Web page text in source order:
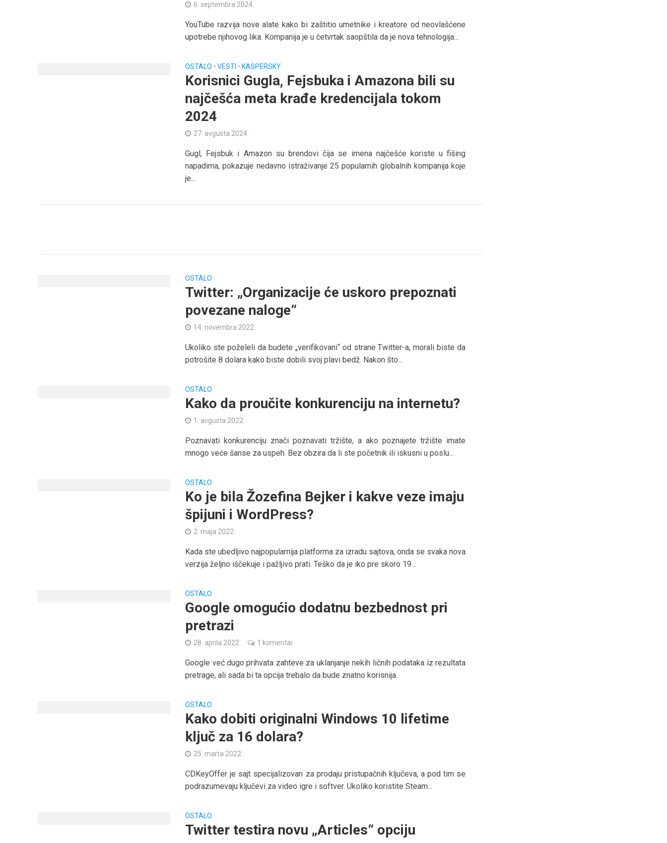
6. septembra 2024.
YouTube razvija nove alate kako bi zaštitio umetnike i kreatore od neovlašćene
upotrebe njihovog lika. Kompanija je u četvrtak saopštila da je nova tehnologija...
OSTALO • VESTI • KASPERSKY
Korisnici Gugla, Fejsbuka i Amazona bili su
najčešća meta krađe kredencijala tokom
2024
27. avgusta 2024.
Gugl, Fejsbuk i Amazon su brendovi čija se imena najčešće koriste u fišing
napadima, pokazuje nedavno istraživanje 25 popularnih globalnih kompanija koje
je...
OSTALO
Twitter: „Organizacije će uskoro prepoznati
povezane naloge“
14. novembra 2022.
Ukoliko ste poželeli da budete „verifikovani“ od strane Twitter-a, morali biste da
potrošite 8 dolara kako biste dobili svoj plavi bedž. Nakon što...
OSTALO
Kako da proučite konkurenciju na internetu?
1. avgusta 2022.
Poznavati konkurenciju znači poznavati tržište, a ako poznajete tržište imate
mnogo veće šanse za uspeh. Bez obzira da li ste početnik ili iskusni u poslu...
OSTALO
Ko je bila Žozefina Bejker i kakve veze imaju
špijuni i WordPress?
2. maja 2022.
Kada ste ubedljivo najpopularnija platforma za izradu sajtova, onda se svaka nova
verzija željno iščekuje i pažljivo prati. Teško da je iko pre skoro 19...
OSTALO
Google omogućio dodatnu bezbednost pri
pretrazi
28. aprila 2022. 1 komentar
Google već dugo prihvata zahteve za uklanjanje nekih ličnih podataka iz rezultata
pretrage, ali sada bi ta opcija trebalo da bude znatno korisnija.
OSTALO
Kako dobiti originalni Windows 10 lifetime
ključ za 16 dolara?
25. marta 2022.
CDKeyOffer je sajt specijalizovan za prodaju pristupačnih ključeva, a pod tim se
podrazumevaju ključevi za video igre i softver. Ukoliko koristite Steam...
OSTALO
Twitter testira novu „Articles“ opciju